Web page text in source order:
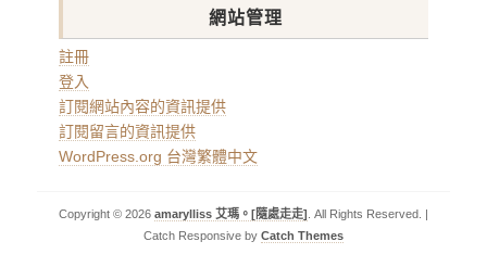
網站管理
註冊
登入
訂閱網站內容的資訊提供
訂閱留言的資訊提供
WordPress.org 台灣繁體中文
Copyright © 2026 amarylliss 艾瑪。[隨處走走] . All Rights Reserved. |
Catch Responsive by Catch Themes